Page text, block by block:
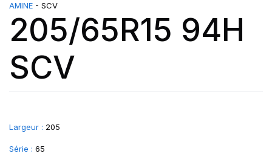
AMINE - SCV
205/65R15 94H
SCV
Largeur : 205
Série : 65